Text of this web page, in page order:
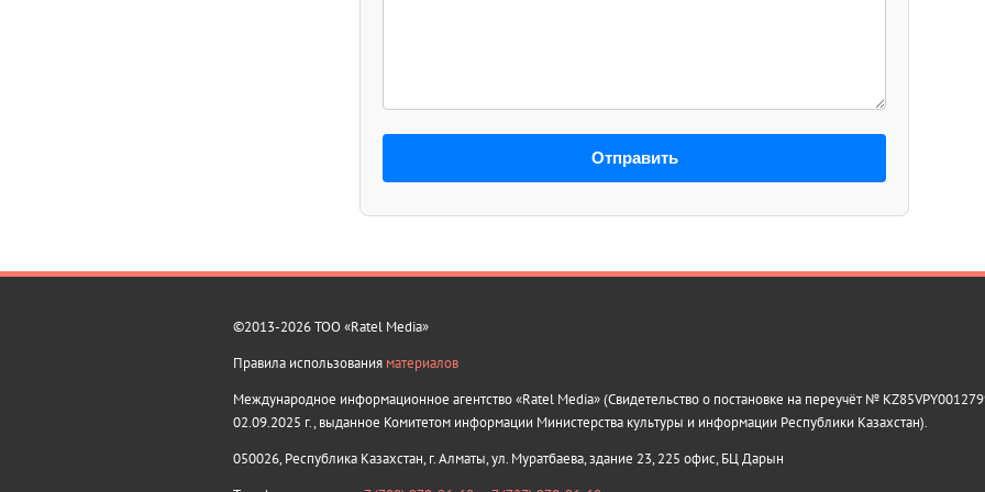
Отправить
©2013-2026 ТОО «Ratel Media»
Правила использования материалов
Международное информационное агентство «Ratel Media» (Свидетельство о постановке на переучёт №
02.09.2025 г., выданное Комитетом информации Министерства культуры и информации Республики Казахстан).
050026, Республика Казахстан, г. Алматы, ул. Муратбаева, здание 23, 225 офис, БЦ Дарын